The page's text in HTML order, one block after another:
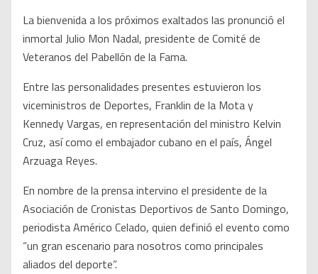
La bienvenida a los próximos exaltados las pronunció el
inmortal Julio Mon Nadal, presidente de Comité de
Veteranos del Pabellón de la Fama.
Entre las personalidades presentes estuvieron los
viceministros de Deportes, Franklin de la Mota y
Kennedy Vargas, en representación del ministro Kelvin
Cruz, así como el embajador cubano en el país, Ángel
Arzuaga Reyes.
En nombre de la prensa intervino el presidente de la
Asociación de Cronistas Deportivos de Santo Domingo,
periodista Américo Celado, quien definió el evento como
“un gran escenario para nosotros como principales
aliados del deporte”.